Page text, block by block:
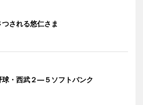
つされる悠仁さま
球・西武２―５ソフトバンク